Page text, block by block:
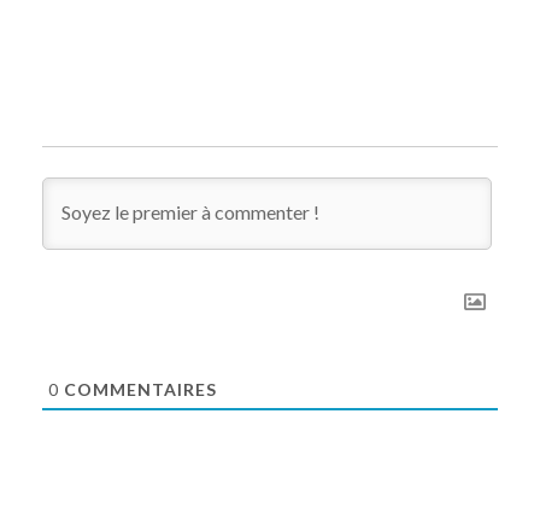
0 COMMENTAIRES